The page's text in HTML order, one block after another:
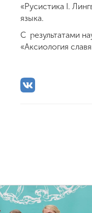
«Русистика I.
языка.
С результатами
«Аксиология